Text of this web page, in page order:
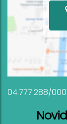
04.777.288/